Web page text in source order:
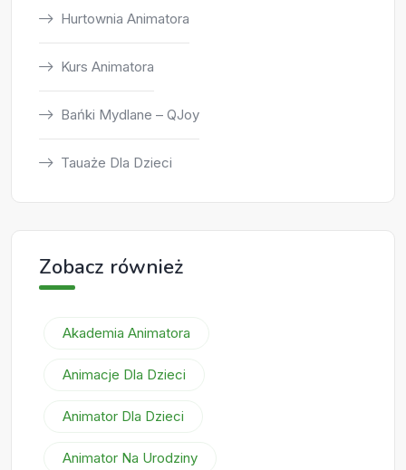
Hurtownia Animatora
Kurs Animatora
Bańki Mydlane – QJoy
Tauaże Dla Dzieci
Zobacz również
Akademia Animatora
Animacje Dla Dzieci
Animator Dla Dzieci
Animator Na Urodziny